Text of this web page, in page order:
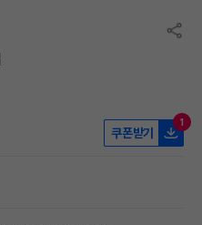
쿠폰받기
1